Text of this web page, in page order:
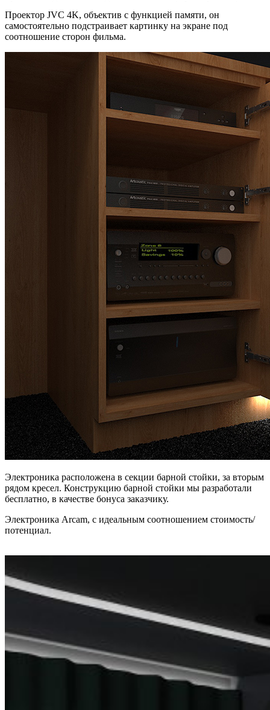
Проектор JVC 4K, объектив с функцией памяти, он
самостоятельно подстраивает картинку на экране под
соотношение сторон фильма.
Электроника расположена в секции барной стойки, за вторым
рядом кресел. Конструкцию барной стойки мы разработали
бесплатно, в качестве бонуса заказчику.
Электроника Arcam, с идеальным соотношением стоимость/
потенциал.